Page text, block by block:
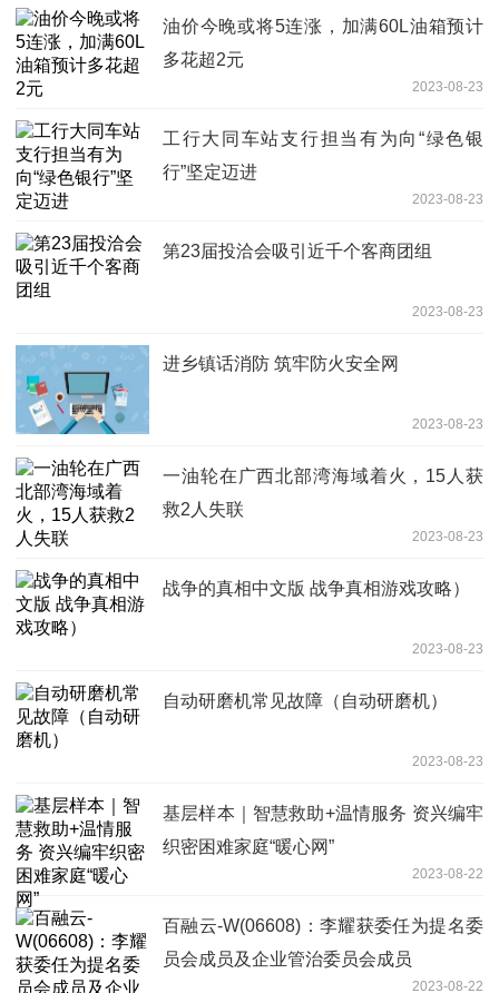
油价今晚或将5连涨，加满60L油箱预计
多花超2元
2023-08-23
工行大同车站支行担当有为向“绿色银
行”坚定迈进
2023-08-23
第23届投洽会吸引近千个客商团组
2023-08-23
进乡镇话消防 筑牢防火安全网
2023-08-23
一油轮在广西北部湾海域着火，15人获
救2人失联
2023-08-23
战争的真相中文版 战争真相游戏攻略）
2023-08-23
自动研磨机常见故障（自动研磨机）
2023-08-23
基层样本｜智慧救助+温情服务 资兴编牢
织密困难家庭“暖心网”
2023-08-22
百融云-W(06608)：李耀获委任为提名委
员会成员及企业管治委员会成员
2023-08-22